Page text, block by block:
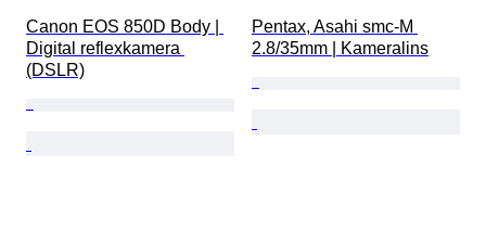
Canon EOS 850D Body |
Digital reflexkamera
(DSLR)
Pentax, Asahi smc-M
2.8/35mm | Kameralins